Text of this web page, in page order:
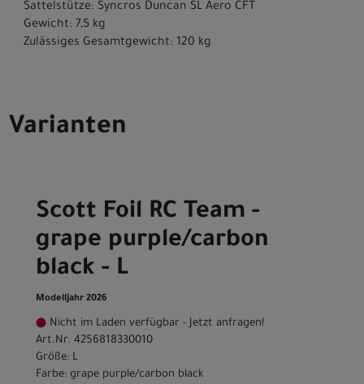
Sattelstütze: Syncros Duncan SL Aero CFT
Gewicht: 7,5 kg
Zulässiges Gesamtgewicht: 120 kg
Varianten
Scott Foil RC Team -
grape purple/carbon
black - L
Modelljahr 2026
Nicht im Laden verfügbar - Jetzt anfragen!
Art.Nr. 4256818330010
Größe: L
Farbe: grape purple/carbon black